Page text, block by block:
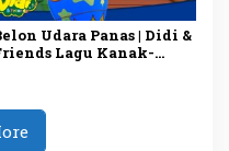
Udara Panas | Didi &
Lagu Kanak-